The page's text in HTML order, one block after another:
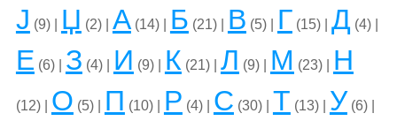
Ј (9) | Џ (2) | А(14) | Б (21) | В (5) | Г (15) | Д (4) |
Е (6) | З (4) | И (9) | К (21) | Л (9) | М (23) | Н
(12) | О (5) | П (10) | Р (4) | С (30) | Т (13) | У (6) |